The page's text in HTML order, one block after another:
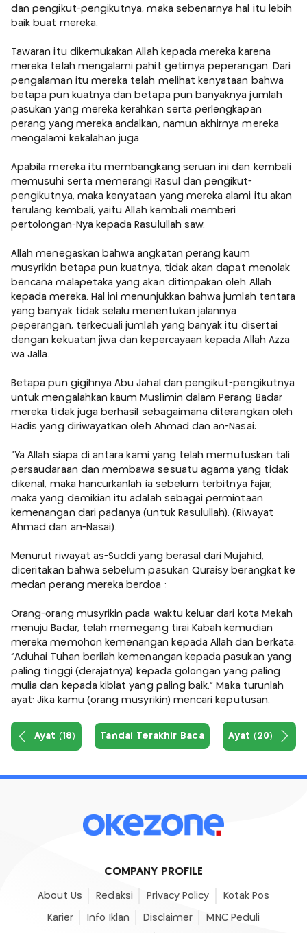
dan pengikut-pengikutnya, maka sebenarnya hal itu lebih
baik buat mereka.
Tawaran itu dikemukakan Allah kepada mereka karena
mereka telah mengalami pahit getirnya peperangan. Dari
pengalaman itu mereka telah melihat kenyataan bahwa
betapa pun kuatnya dan betapa pun banyaknya jumlah
pasukan yang mereka kerahkan serta perlengkapan
perang yang mereka andalkan, namun akhirnya mereka
mengalami kekalahan juga.
Apabila mereka itu membangkang seruan ini dan kembali
memusuhi serta memerangi Rasul dan pengikut-
pengikutnya, maka kenyataan yang mereka alami itu akan
terulang kembali, yaitu Allah kembali memberi
pertolongan-Nya kepada Rasulullah saw.
Allah menegaskan bahwa angkatan perang kaum
musyrikin betapa pun kuatnya, tidak akan dapat menolak
bencana malapetaka yang akan ditimpakan oleh Allah
kepada mereka. Hal ini menunjukkan bahwa jumlah tentara
yang banyak tidak selalu menentukan jalannya
peperangan, terkecuali jumlah yang banyak itu disertai
dengan kekuatan jiwa dan kepercayaan kepada Allah Azza
wa Jalla.
Betapa pun gigihnya Abu Jahal dan pengikut-pengikutnya
untuk mengalahkan kaum Muslimin dalam Perang Badar
mereka tidak juga berhasil sebagaimana diterangkan oleh
Hadis yang diriwayatkan oleh Ahmad dan an-Nasai:
"Ya Allah siapa di antara kami yang telah memutuskan tali
persaudaraan dan membawa sesuatu agama yang tidak
dikenal, maka hancurkanlah ia sebelum terbitnya fajar,
maka yang demikian itu adalah sebagai permintaan
kemenangan dari padanya (untuk Rasulullah). (Riwayat
Ahmad dan an-Nasai).
Menurut riwayat as-Suddi yang berasal dari Mujahid,
diceritakan bahwa sebelum pasukan Quraisy berangkat ke
medan perang mereka berdoa :
Orang-orang musyrikin pada waktu keluar dari kota Mekah
menuju Badar, telah memegang tirai Kabah kemudian
mereka memohon kemenangan kepada Allah dan berkata:
"Aduhai Tuhan berilah kemenangan kepada pasukan yang
paling tinggi (derajatnya) kepada golongan yang paling
mulia dan kepada kiblat yang paling baik." Maka turunlah
ayat: Jika kamu (orang musyrikin) mencari keputusan.
Ayat (18) Tandai Terakhir Baca Ayat (20)
COMPANY PROFILE
About Us Redaksi Privacy Policy Kotak Pos
Karier Info Iklan Disclaimer MNC Peduli